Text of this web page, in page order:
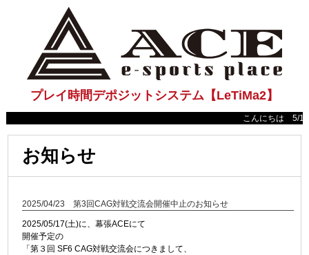
プレイ時間デポジットシステム【LeTiMa2】
こんにちは 5/
お知らせ
2025/04/23 第3回CAG対戦交流会開催中止のお知らせ
2025/05/17(土)に、幕張ACEにて
開催予定の
「第３回 SF6 CAG対戦交流会につきまして、